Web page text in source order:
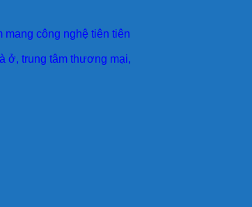
mang công nghệ tiên tiên
ở, trung tâm thương mại,